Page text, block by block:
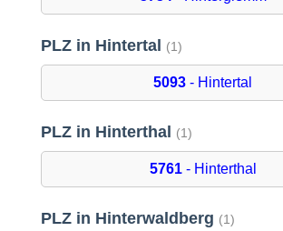
PLZ in Hintertal (1)
5093 - Hintertal
PLZ in Hinterthal (1)
5761- Hinterthal
PLZ in Hinterwaldberg (1)